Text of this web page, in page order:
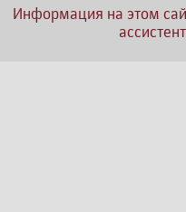
Информация на этом